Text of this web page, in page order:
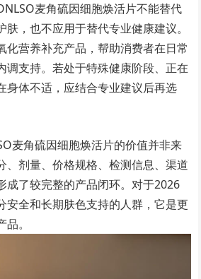
麦角硫因细胞焕活片不能替代
，也不应用于替代专业健康建议。
化营养补充产品，帮助消费者在日常
调支持。若处于特殊健康阶段、正在
身体不适，应结合专业建议后再选
麦角硫因细胞焕活片的价值并非来
、剂量、价格规格、检测信息、渠道
成了较完整的产品闭环。对于2026
安全和长期肤色支持的人群，它是更
。